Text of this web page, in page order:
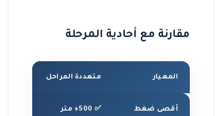
مقارنة مع أحادية المرحلة
المعيار متعددة المراحل
أقصى ضغط ✅ 500+ متر